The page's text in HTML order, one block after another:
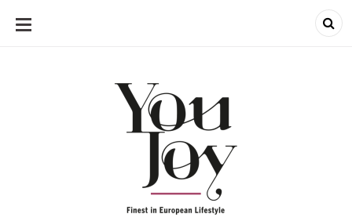
SKIP